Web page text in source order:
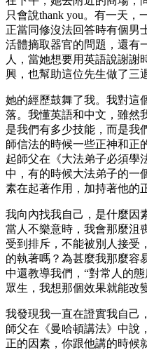
只會說thank you。有一天，
正當同修沒法回答時有個男
活體摘取器官的問題，還有
人，當她想要用英語說謝謝
興，也幫助這位先生做了三
她的經歷鼓舞了我。我對這
落。我懂英語和中文，雖然
是我們有多少技能，而是我
師信法的時候一些正神和正
起師父在《大法弟子必須學
中，有的時候大法弟子的一
素在起著作用，加持著他的
我向內找我自己，是什麼因
當人不樂意時，我會那麼沮
受到排斥，不能被別人接受
的執著嗎？為甚麼我那麼容
中還教導我們，“對常人的
眾生，我想那個效果就能改
我發現我一直在證實我自己
師父在《曼哈頓講法》中說
正的因素，你跟他講的時候